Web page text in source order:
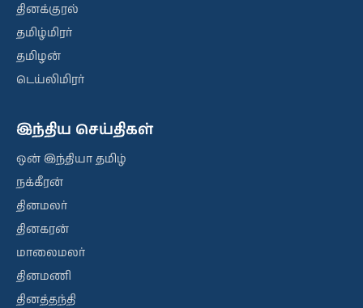
தினக்குரல்
தமிழ்மிரர்
தமிழன்
டெய்லிமிரர்
இந்திய செய்திகள்
ஒன் இந்தியா தமிழ்
நக்கீரன்
தினமலர்
தினகரன்
மாலைமலர்
தினமணி
தினத்தந்தி